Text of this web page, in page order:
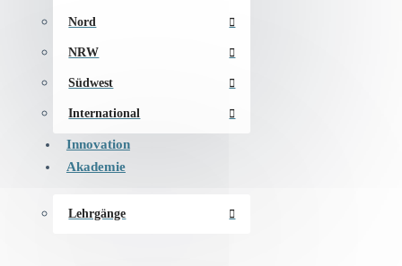
Nord
NRW
Südwest
International
Innovation
Akademie
Lehrgänge